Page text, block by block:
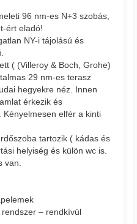
96 nm-es N+3 szobás,
ért eladó!
NY-i tájolású és
( (Villeroy & Boch, Grohe)
29 nm-es terasz
hegyekre néz. Innen
érkezik és
elfér a kinti
tartozik ( kádas és
helyiség és külön wc is.
van.
rendszer – rendkívül